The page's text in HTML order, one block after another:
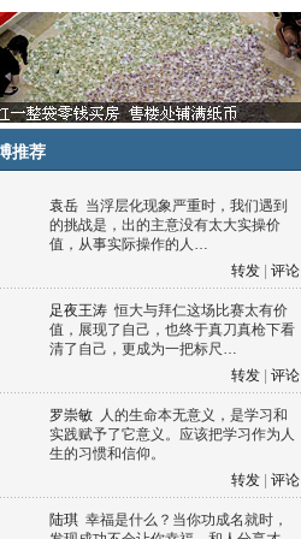
推荐
袁岳 当浮层化现象严重时，我们遇到
的挑战是，出的主意没有太大实操价
值，从事实际操作的人…
转发
评论
足夜王涛 恒大与拜仁这场比赛太有价
值，展现了自己，也终于真刀真枪下看
清了自己，更成为一把标尺…
转发
评论
罗崇敏 人的生命本无意义，是学习和
实践赋予了它意义。应该把学习作为人
生的习惯和信仰。
转发
评论
陆琪 幸福是什么？当你功成名就时，